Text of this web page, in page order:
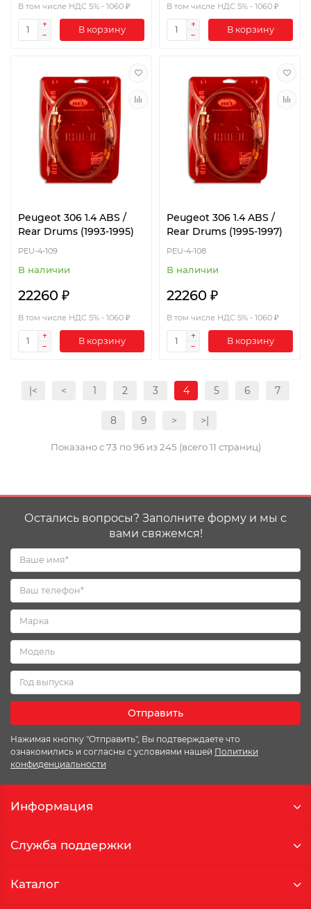
В том числе НДС 5% - 1060 ₽
В корзину
В том числе НДС 5% - 1060 ₽
В корзину
Peugeot 306 1.4 ABS /
Rear Drums (1993-1995)
PEU-4-109
В наличии
22260 ₽
В том числе НДС 5% - 1060 ₽
В корзину
Peugeot 306 1.4 ABS /
Rear Drums (1995-1997)
PEU-4-108
В наличии
22260 ₽
В том числе НДС 5% - 1060 ₽
В корзину
|< < 1 2 3 4 5 6 7
8 9 > >|
Показано с 73 по 96 из 245 (всего 11 страниц)
Остались вопросы? Заполните форму и мы с
вами свяжемся!
Отправить
Нажимая кнопку "Отправить", Вы подтверждаете что
ознакомились и согласны с условиями нашей Политики
конфиденциальности
Информация
Служба поддержки
Каталог